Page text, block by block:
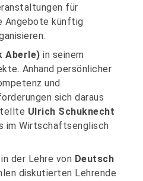
für
Angebote künftig
Aberle) in seinem
Anhand persönlicher
und
sich daraus
Ulrich Schuknecht
im Wirtschaftsenglisch
der Lehre von Deutsch
diskutierten Lehrende